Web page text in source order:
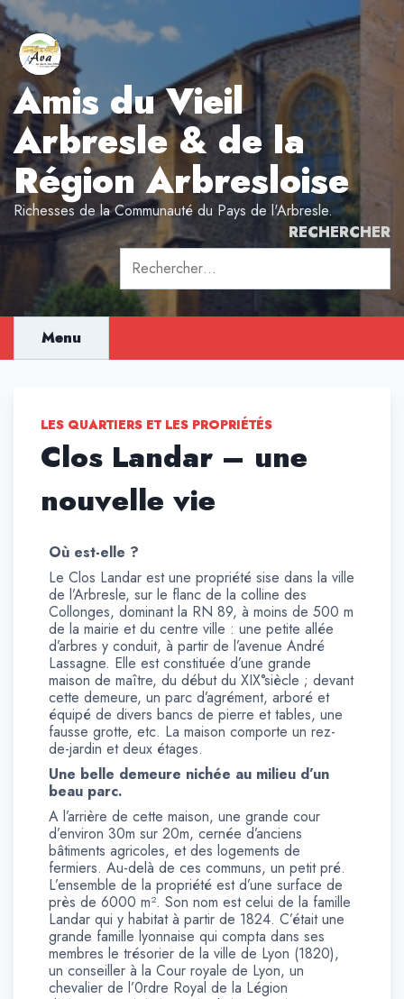
Aller
au
contenu
Amis du Vieil
Arbresle & de la
Région Arbresloise
Richesses de la Communauté du Pays de l'Arbresle.
RECHERCHER
Rechercher :
Menu
LES QUARTIERS ET LES PROPRIÉTÉS
Clos Landar – une
nouvelle vie
Où est-elle ?
Le Clos Landar est une propriété sise dans la ville
de l’Arbresle, sur le flanc de la colline des
Collonges, dominant la RN 89, à moins de 500 m
de la mairie et du centre ville : une petite allée
d’arbres y conduit, à partir de l’avenue André
Lassagne. Elle est constituée d’une grande
maison de maître, du début du XIX°siècle ; devant
cette demeure, un parc d’agrément, arboré et
équipé de divers bancs de pierre et tables, une
fausse grotte, etc. La maison comporte un rez-
de-jardin et deux étages.
Une belle demeure nichée au milieu d’un
beau parc.
A l’arrière de cette maison, une grande cour
d’environ 30m sur 20m, cernée d’anciens
bâtiments agricoles, et des logements de
fermiers. Au-delà de ces communs, un petit pré.
L’ensemble de la propriété est d’une surface de
près de 6000 m². Son nom est celui de la famille
Landar qui y habitat à partir de 1824. C’était une
grande famille lyonnaise qui compta dans ses
membres le trésorier de la ville de Lyon (1820),
un conseiller à la Cour royale de Lyon, un
chevalier de l’0rdre Royal de la Légion